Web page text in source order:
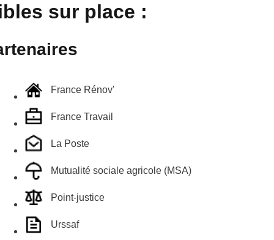
sur place :
France Rénov'
France Travail
La Poste
Mutualité sociale agricole (MSA)
Point-justice
Urssaf